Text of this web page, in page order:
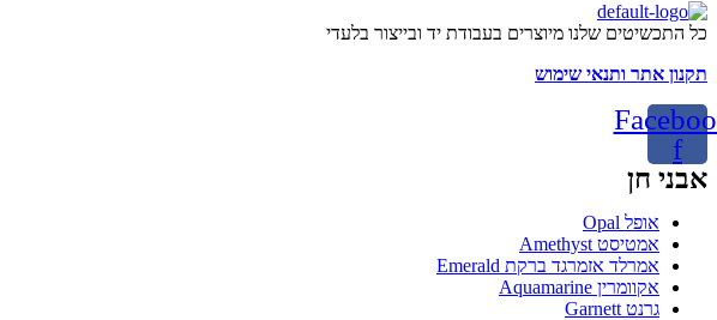
כל התכשיטים שלנו מיוצרים בעבודת יד ובייצור בלעדי
תקנון אתר ותנאי שימוש
f
אבני חן
Menu
אופל Opal
אמטיסט Amethyst
אמרלד אזמרגד ברקת Emerald
אקוומרין Aquamarine
גרנט Garnett